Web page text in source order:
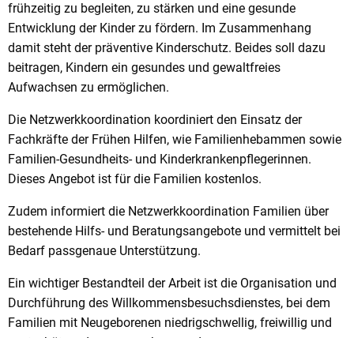
frühzeitig zu begleiten, zu stärken und eine gesunde
Entwicklung der Kinder zu fördern. Im Zusammenhang
damit steht der präventive Kinderschutz. Beides soll dazu
beitragen, Kindern ein gesundes und gewaltfreies
Aufwachsen zu ermöglichen.
Die Netzwerkkoordination koordiniert den Einsatz der
Fachkräfte der Frühen Hilfen, wie Familienhebammen sowie
Familien-Gesundheits- und Kinderkrankenpflegerinnen.
Dieses Angebot ist für die Familien kostenlos.
Zudem informiert die Netzwerkkoordination Familien über
bestehende Hilfs- und Beratungsangebote und vermittelt bei
Bedarf passgenaue Unterstützung.
Ein wichtiger Bestandteil der Arbeit ist die Organisation und
Durchführung des Willkommensbesuchsdienstes, bei dem
Familien mit Neugeborenen niedrigschwellig, freiwillig und